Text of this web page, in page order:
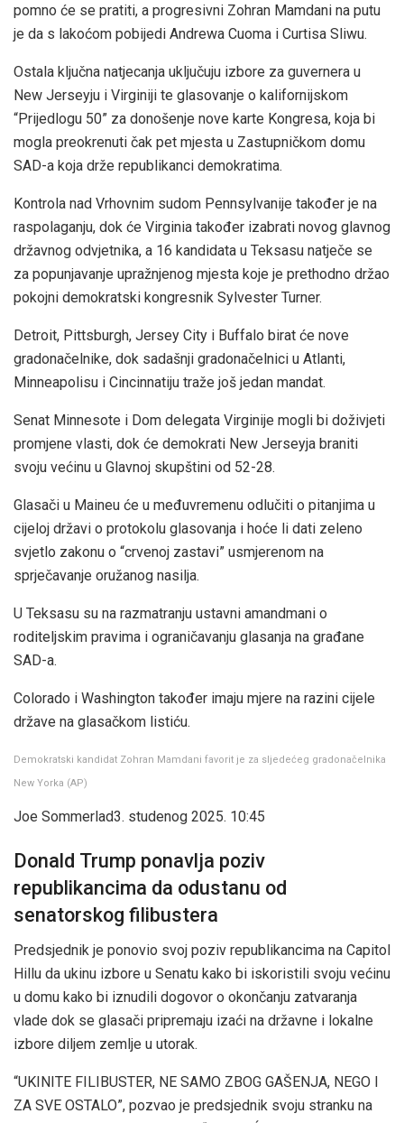
pomno će se pratiti, a progresivni Zohran Mamdani na putu
je da s lakoćom pobijedi Andrewa Cuoma i Curtisa Sliwu.
Ostala ključna natjecanja uključuju izbore za guvernera u
New Jerseyju i Virginiji te glasovanje o kalifornijskom
“Prijedlogu 50” za donošenje nove karte Kongresa, koja bi
mogla preokrenuti čak pet mjesta u Zastupničkom domu
SAD-a koja drže republikanci demokratima.
Kontrola nad Vrhovnim sudom Pennsylvanije također je na
raspolaganju, dok će Virginia također izabrati novog glavnog
državnog odvjetnika, a 16 kandidata u Teksasu natječe se
za popunjavanje upražnjenog mjesta koje je prethodno držao
pokojni demokratski kongresnik Sylvester Turner.
Detroit, Pittsburgh, Jersey City i Buffalo birat će nove
gradonačelnike, dok sadašnji gradonačelnici u Atlanti,
Minneapolisu i Cincinnatiju traže još jedan mandat.
Senat Minnesote i Dom delegata Virginije mogli bi doživjeti
promjene vlasti, dok će demokrati New Jerseyja braniti
svoju većinu u Glavnoj skupštini od 52-28.
Glasači u Maineu će u međuvremenu odlučiti o pitanjima u
cijeloj državi o protokolu glasovanja i hoće li dati zeleno
svjetlo zakonu o “crvenoj zastavi” usmjerenom na
sprječavanje oružanog nasilja.
U Teksasu su na razmatranju ustavni amandmani o
roditeljskim pravima i ograničavanju glasanja na građane
SAD-a.
Colorado i Washington također imaju mjere na razini cijele
države na glasačkom listiću.
Demokratski kandidat Zohran Mamdani favorit je za sljedećeg gradonačelnika
New Yorka (AP)
Joe Sommerlad3. studenog 2025. 10:45
Donald Trump ponavlja poziv
republikancima da odustanu od
senatorskog filibustera
Predsjednik je ponovio svoj poziv republikancima na Capitol
Hillu da ukinu izbore u Senatu kako bi iskoristili svoju većinu
u domu kako bi iznudili dogovor o okončanju zatvaranja
vlade dok se glasači pripremaju izaći na državne i lokalne
izbore diljem zemlje u utorak.
“UKINITE FILIBUSTER, NE SAMO ZBOG GAŠENJA, NEGO I
ZA SVE OSTALO”, pozvao je predsjednik svoju stranku na